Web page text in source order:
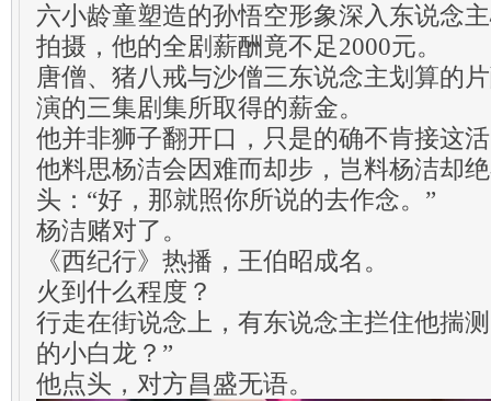
六小龄童塑造的孙悟空形象深入东说念
拍摄，他的全剧薪酬竟不足2000元。
唐僧、猪八戒与沙僧三东说念主划算的
演的三集剧集所取得的薪金。
他并非狮子翻开口，只是的确不肯接这
他料思杨洁会因难而却步，岂料杨洁却
头：“好，那就照你所说的去作念。”
杨洁赌对了。
《西纪行》热播，王伯昭成名。
火到什么程度？
行走在街说念上，有东说念主拦住他揣
的小白龙？”
他点头，对方昌盛无语。